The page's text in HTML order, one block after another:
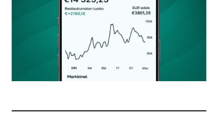
Nimesi tai nimimerkkisi
Sähköpostiosoitteesi
Tilaa SalkunRakentajan uutiskirje